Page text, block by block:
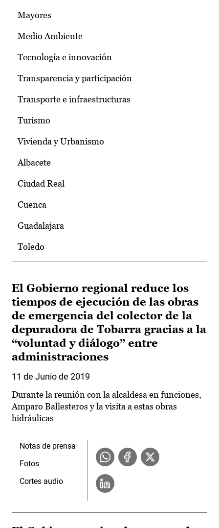
Mayores
Medio Ambiente
Tecnología e innovación
Transparencia y participación
Transporte e infraestructuras
Turismo
Vivienda y Urbanismo
Albacete
Ciudad Real
Cuenca
Guadalajara
Toledo
El Gobierno regional reduce los
tiempos de ejecución de las obras
de emergencia del colector de la
depuradora de Tobarra gracias a la
“voluntad y diálogo” entre
administraciones
11 de Junio de 2019
Durante la reunión con la alcaldesa en funciones,
Amparo Ballesteros y la visita a estas obras
hidráulicas
Notas de prensa
Fotos
Cortes audio